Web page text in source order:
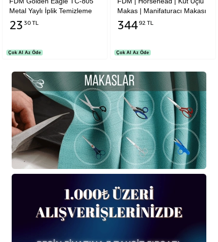
Metal Yaylı İplik Temizleme
Makası 4,5 İnç 11,25 cm
Nikel Kaplama Çıt Makas
23 30 TL
Çok Al Az Öde
Makas | Manifaturacı Makası
| D-177 | No:6 Inch | 15,24
cm | Nikel Kaplama
34492 TL
Çok Al Az Öde